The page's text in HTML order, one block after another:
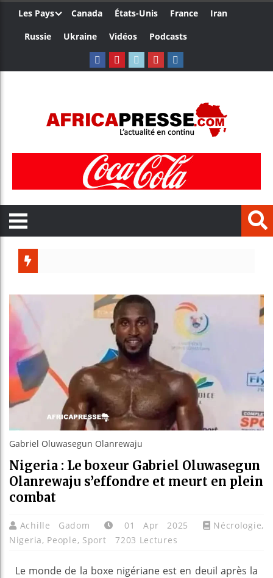
Les Pays Canada États-Unis France
Iran
Russie
Ukraine Vidéos Podcasts
Guinée
Bénin :
Gabriel Oluwasegun Olanrewaju
Nigeria : Le boxeur Gabriel Oluwasegun
Olanrewaju s’effondre et meurt en plein
combat
Achille Gadom 01 Apr 2025 Nécrologie,
Nigeria, People, Sport 7203 Lectures
Le monde de la boxe nigériane est en deuil après la